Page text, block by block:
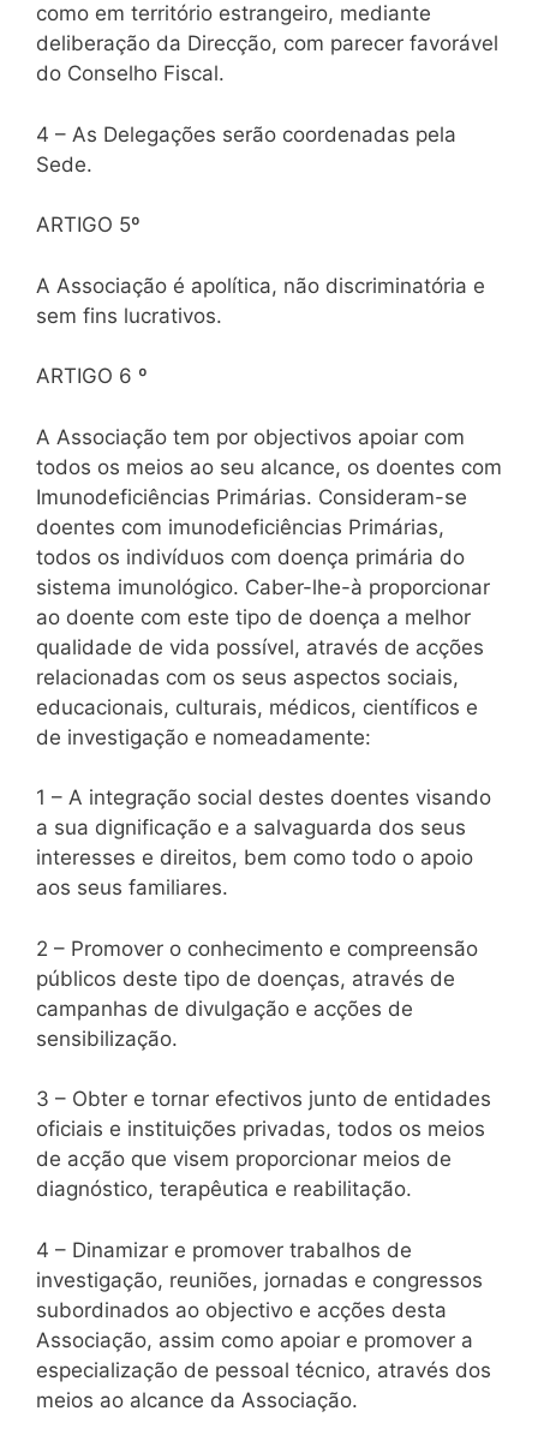
como em território estrangeiro, mediante
deliberação da Direcção, com parecer favorável
do Conselho Fiscal.
4 – As Delegações serão coordenadas pela
Sede.
ARTIGO 5º
A Associação é apolítica, não discriminatória e
sem fins lucrativos.
ARTIGO 6 º
A Associação tem por objectivos apoiar com
todos os meios ao seu alcance, os doentes com
Imunodeficiências Primárias. Consideram-se
doentes com imunodeficiências Primárias,
todos os indivíduos com doença primária do
sistema imunológico. Caber-lhe-à proporcionar
ao doente com este tipo de doença a melhor
qualidade de vida possível, através de acções
relacionadas com os seus aspectos sociais,
educacionais, culturais, médicos, científicos e
de investigação e nomeadamente:
1 – A integração social destes doentes visando
a sua dignificação e a salvaguarda dos seus
interesses e direitos, bem como todo o apoio
aos seus familiares.
2 – Promover o conhecimento e compreensão
públicos deste tipo de doenças, através de
campanhas de divulgação e acções de
sensibilização.
3 – Obter e tornar efectivos junto de entidades
oficiais e instituições privadas, todos os meios
de acção que visem proporcionar meios de
diagnóstico, terapêutica e reabilitação.
4 – Dinamizar e promover trabalhos de
investigação, reuniões, jornadas e congressos
subordinados ao objectivo e acções desta
Associação, assim como apoiar e promover a
especialização de pessoal técnico, através dos
meios ao alcance da Associação.